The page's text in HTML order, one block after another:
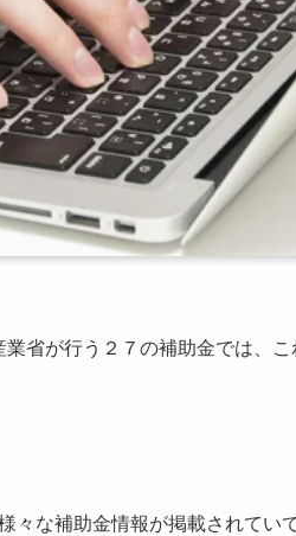
業省が行う２７の補助金では、
々な補助金情報が掲載されてい